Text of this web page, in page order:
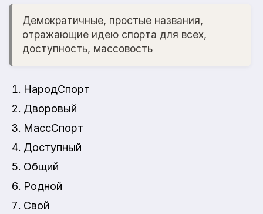
Демократичные, простые названия,
отражающие идею спорта для всех,
доступность, массовость
НародСпорт
Дворовый
МассСпорт
Доступный
Общий
Родной
Свой